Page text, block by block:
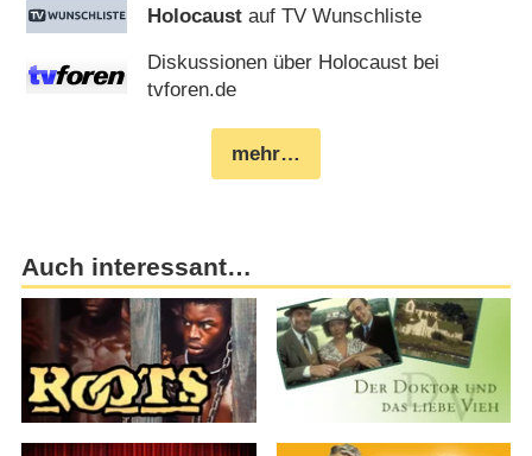
Holocaust auf TV Wunschliste
Diskussionen über Holocaust bei
tvforen.de
mehr…
Auch interessant…